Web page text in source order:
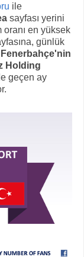
ile
sayfası yerini
oranı en yüksek
günlük
Holding
geçen ay